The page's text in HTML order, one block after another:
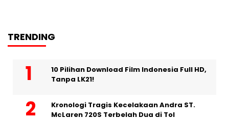
TRENDING
10 Pilihan Download Film Indonesia Full HD,
Tanpa LK21!
Kronologi Tragis Kecelakaan Andra ST.
McLaren 720S Terbelah Dua di Tol